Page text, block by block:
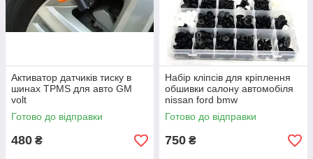
Активатор датчиків тиску в
шинах TPMS для авто GM
volt
Готово до відправки
480 ₴
Набір кліпсів для кріплення
обшивки салону автомобіля
nissan ford bmw
Готово до відправки
750 ₴